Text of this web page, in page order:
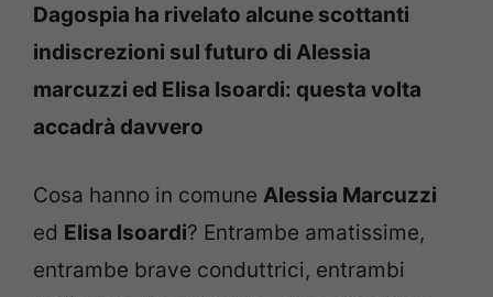
Dagospia ha rivelato alcune scottanti
indiscrezioni sul futuro di Alessia
marcuzzi ed Elisa Isoardi: questa volta
accadrà davvero
Cosa hanno in comune Alessia Marcuzzi
ed Elisa Isoardi? Entrambe amatissime,
entrambe brave conduttrici, entrambi